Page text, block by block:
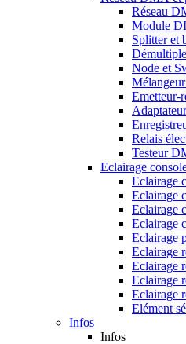
Réseau
Module
Splitter et
Node et
Emetteur-
Relais
Testeur
Eclairage
Eclairage
Eclairage
Eclairage
Eclairage
Eclairage
Eclairage
Eclairage
Eclairage
Eclairage
Elément
Infos
Infos